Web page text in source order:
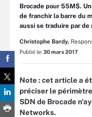
Brocade pour 55M$.
de franchir la barre du
aussi se traduire par
Christophe Bardy,
Publié le: 30 mars 2017
Note : cet article a
préciser le
SDN de Brocade
Networks.